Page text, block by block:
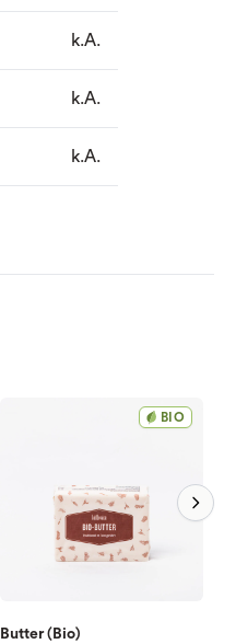
k.A.
k.A.
k.A.
BIO
Butter (Bio)